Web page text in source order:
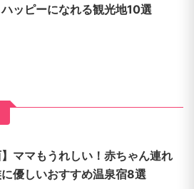
ッピーになれる観光地10選
】ママもうれしい！赤ちゃん連れ
優しいおすすめ温泉宿8選